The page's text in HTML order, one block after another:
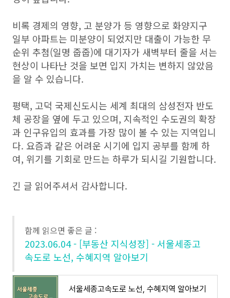
비록 경제의 영향, 고 분양가 등 영향으로 화양지구
일부 아파트는 미분양이 되었지만 대출이 가능한 무
순위 추첨(일명 줍줍)에 대기자가 새벽부터 줄을 서는
현상이 나타난 것을 보면 입지 가치는 변하지 않았음
을 알 수 있습니다.
평택, 고덕 국제신도시는 세계 최대의 삼성전자 반도
체 공장을 옆에 두고 있으며, 지속적인 수도권의 확장
과 인구유입의 효과를 가장 많이 볼 수 있는 지역입니
다. 요즘과 같은 어려운 시기에 입지 공부를 함께 하
여, 위기를 기회로 만드는 하루가 되시길 기원합니다.
긴 글 읽어주셔서 감사합니다.
함께 읽으면 좋은 글 :
2023.06.04 - [부동산 지식성장] - 서울세종고
속도로 노선, 수혜지역 알아보기
서울세종고속도로 노선, 수혜지역 알아보기